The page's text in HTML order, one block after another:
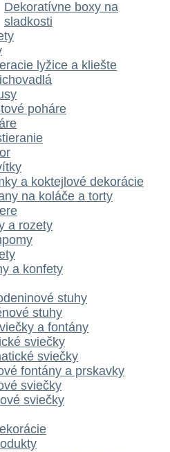
Dekoratívne boxy na
sladkosti
lyžice a kliešte
poháre
a koktejlové dekorácie
na koláče a torty
a rozety
a konfety
stuhy
stuhy
a fontány
sviečky
sviečky
fontány a prskavky
sviečky
sviečky